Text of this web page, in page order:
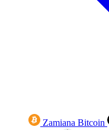
Zamiana Bitcoin